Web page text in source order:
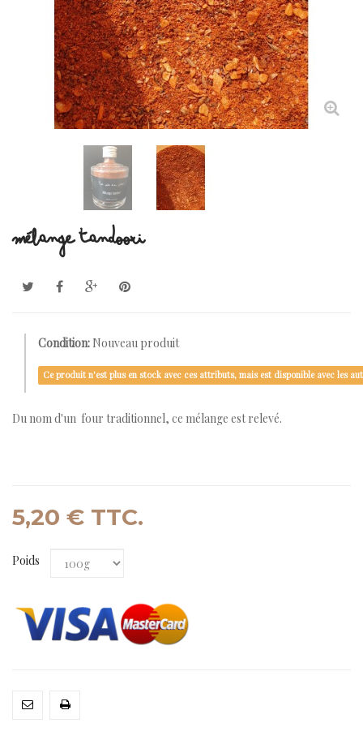
MÉLANGE TANDOORI
Condition: Nouveau produit
Ce produit n'est plus en stock avec ces attributs, mais est disponible avec les
Du nom d'un four traditionnel, ce mélange est relevé.
5,20 € TTC.
Poids